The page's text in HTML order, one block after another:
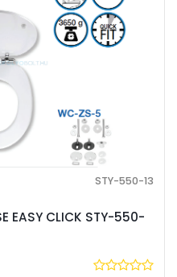
EASY CLICK STY-550-
STY-550-13